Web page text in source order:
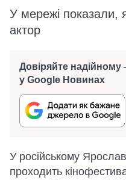
У мережі показали,
актор
Довіряйте надійному
у Google Новинах
У російському
проходить